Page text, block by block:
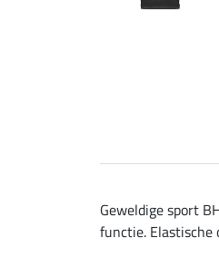
Geweldige sport
functie. Elastische